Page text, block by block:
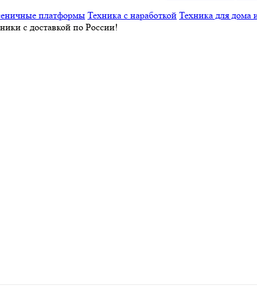
платформы Техника с наработкой Техника для дома
с доставкой по России!